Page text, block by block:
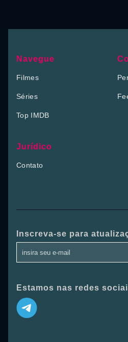
Navegue
Filmes
Séries
Top IMDB
Jurídico
Contato
Inscreva-se para
Estamos nas redes